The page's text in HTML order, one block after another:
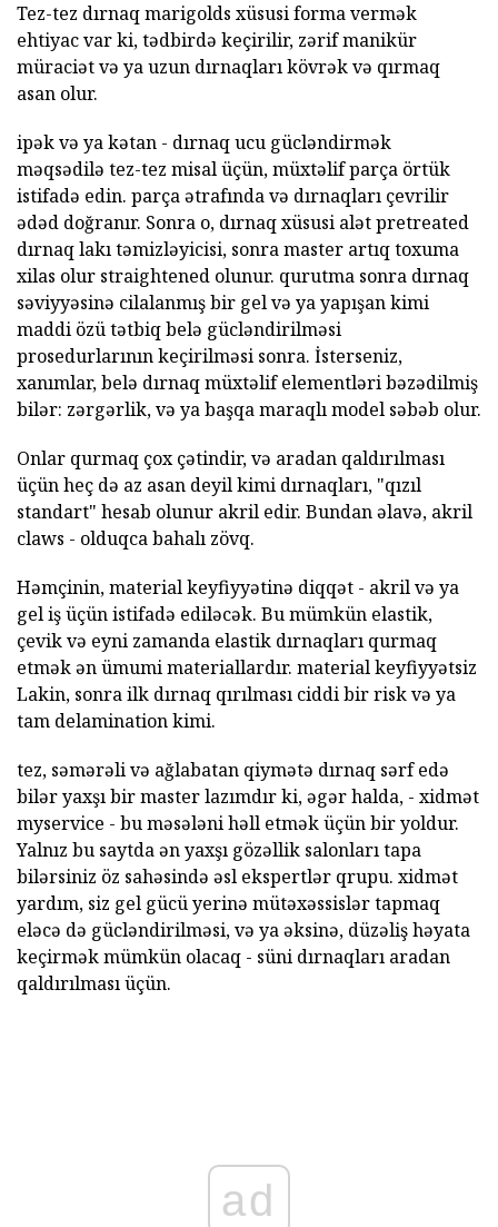
Tez-tez dırnaq marigolds xüsusi forma vermək
ehtiyac var ki, tədbirdə keçirilir, zərif manikür
müraciət və ya uzun dırnaqları kövrək və qırmaq
asan olur.
ipək və ya kətan - dırnaq ucu gücləndirmək
məqsədilə tez-tez misal üçün, müxtəlif parça örtük
istifadə edin. parça ətrafında və dırnaqları çevrilir
ədəd doğranır. Sonra o, dırnaq xüsusi alət pretreated
dırnaq lakı təmizləyicisi, sonra master artıq toxuma
xilas olur straightened olunur. qurutma sonra dırnaq
səviyyəsinə cilalanmış bir gel və ya yapışan kimi
maddi özü tətbiq belə gücləndirilməsi
prosedurlarının keçirilməsi sonra. İsterseniz,
xanımlar, belə dırnaq müxtəlif elementləri bəzədilmiş
bilər: zərgərlik, və ya başqa maraqlı model səbəb olur.
Onlar qurmaq çox çətindir, və aradan qaldırılması
üçün heç də az asan deyil kimi dırnaqları, "qızıl
standart" hesab olunur akril edir. Bundan əlavə, akril
claws - olduqca bahalı zövq.
Həmçinin, material keyfiyyətinə diqqət - akril və ya
gel iş üçün istifadə ediləcək. Bu mümkün elastik,
çevik və eyni zamanda elastik dırnaqları qurmaq
etmək ən ümumi materiallardır. material keyfiyyətsiz
Lakin, sonra ilk dırnaq qırılması ciddi bir risk və ya
tam delamination kimi.
tez, səmərəli və ağlabatan qiymətə dırnaq sərf edə
bilər yaxşı bir master lazımdır ki, əgər halda, - xidmət
myservice - bu məsələni həll etmək üçün bir yoldur.
Yalnız bu saytda ən yaxşı gözəllik salonları tapa
bilərsiniz öz sahəsində əsl ekspertlər qrupu. xidmət
yardım, siz gel gücü yerinə mütəxəssislər tapmaq
eləcə də gücləndirilməsi, və ya əksinə, düzəliş həyata
keçirmək mümkün olacaq - süni dırnaqları aradan
qaldırılması üçün.
ad